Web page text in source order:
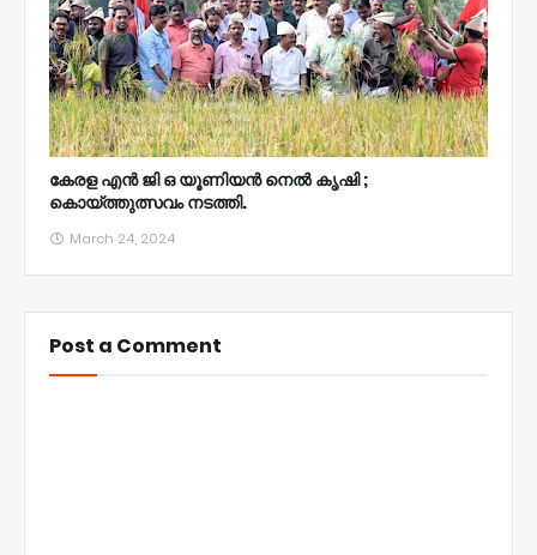
കേരള എൻ ജി ഒ യൂണിയൻ നെൽ കൃഷി ;
കൊയ്ത്തുത്സവം നടത്തി.
March 24, 2024
Post a Comment